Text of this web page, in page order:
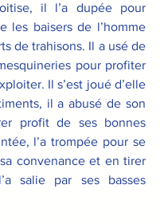
il l’a dupée pour
les baisers de l’homme
de trahisons. Il a usé de
pour profiter
Il s’est joué d’elle
il a abusé de son
profit de ses bonnes
l’a trompée pour se
convenance et en tirer
salie par ses basses